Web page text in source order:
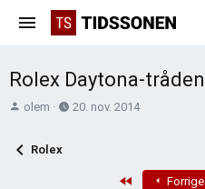
Rolex Daytona-tråden
T
å
olem
O
20. nov. 2014
Rolex
Forrige